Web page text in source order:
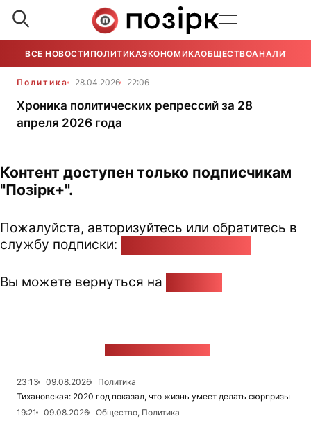
ВСЕ НОВОСТИ ПОЛИТИКАЭКОНОМИКАОБЩЕСТВОАНАЛИТИКА
Политика 28.04.2026 22:06
Хроника политических репрессий за 28
апреля 2026 года
Контент доступен только подписчикам
"Позірк+".
Пожалуйста, авторизуйтесь или обратитесь в
службу подписки:
Вы можете вернуться на
23:13 09.08.2026
Политика
Тихановская: 2020 год показал, что жизнь умеет делать сюрпризы
19:21
09.08.2026
Общество, Политика